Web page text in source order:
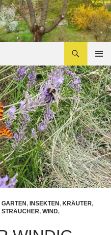
MENÜ
GARTEN , INSEKTEN , KRÄUTER,
STRÄUCHER, WIND,